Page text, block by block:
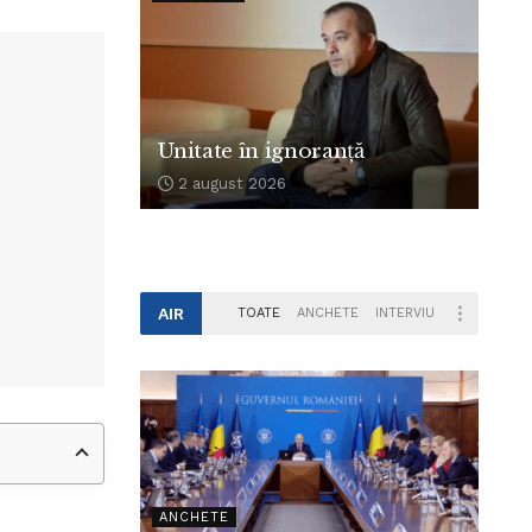
Unitate în ignoranță
2 august 2026
AIR TOATE ANCHETE INTERVIU
ANCHETE